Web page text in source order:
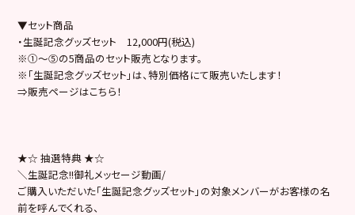
▼セット商品
・生誕記念グッズセット 12,000円(税込)
※①～⑤の5商品のセット販売となります。
※「生誕記念グッズセット」は、特別価格にて販売いたします！
⇒販売ページはこちら！
★☆ 抽選特典 ★☆
＼生誕記念!!御礼メッセージ動画/
ご購入いただいた「生誕記念グッズセット」の対象メンバーがお客様の名
前を呼んでくれる、